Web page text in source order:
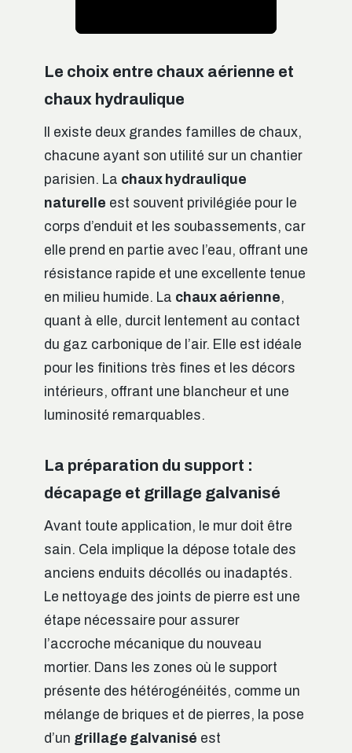
Le choix entre chaux aérienne et
chaux hydraulique
Il existe deux grandes familles de chaux,
chacune ayant son utilité sur un chantier
parisien. La chaux hydraulique
naturelle est souvent privilégiée pour le
corps d’enduit et les soubassements, car
elle prend en partie avec l’eau, offrant une
résistance rapide et une excellente tenue
en milieu humide. La chaux aérienne,
quant à elle, durcit lentement au contact
du gaz carbonique de l’air. Elle est idéale
pour les finitions très fines et les décors
intérieurs, offrant une blancheur et une
luminosité remarquables.
La préparation du support :
décapage et grillage galvanisé
Avant toute application, le mur doit être
sain. Cela implique la dépose totale des
anciens enduits décollés ou inadaptés.
Le nettoyage des joints de pierre est une
étape nécessaire pour assurer
l’accroche mécanique du nouveau
mortier. Dans les zones où le support
présente des hétérogénéités, comme un
mélange de briques et de pierres, la pose
d’un grillage galvanisé est